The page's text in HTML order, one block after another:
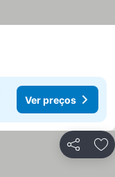
Ver preços
Partilhar